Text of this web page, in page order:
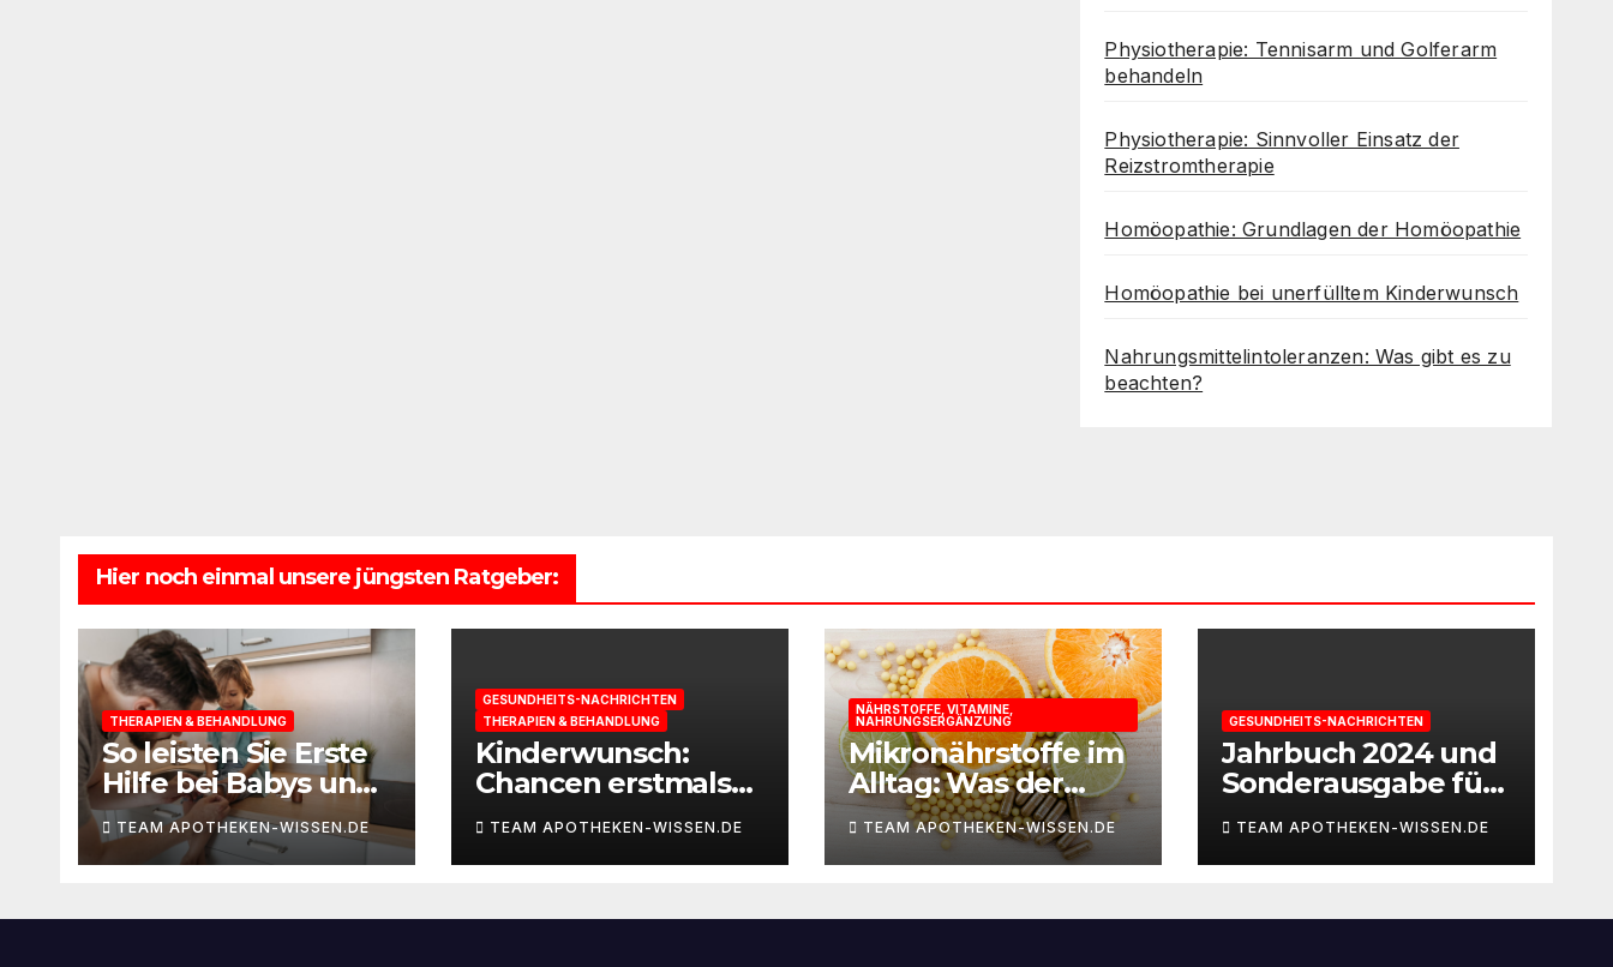
Physiotherapie: Tennisarm und Golferarm
behandeln
Physiotherapie: Sinnvoller Einsatz der
Reizstromtherapie
Homöopathie: Grundlagen der Homöopathie
Homöopathie bei unerfülltem Kinderwunsch
Nahrungsmittelintoleranzen: Was gibt es zu
beachten?
Hier noch einmal unsere jüngsten Ratgeber:
THERAPIEN & BEHANDLUNG
So leisten Sie Erste
Hilfe bei Babys und
Kleinkindern
TEAM APOTHEKEN-WISSEN.DE
GESUNDHEITS-NACHRICHTEN
THERAPIEN & BEHANDLUNG
Kinderwunsch:
Chancen erstmals
selbst berechnen
TEAM APOTHEKEN-WISSEN.DE
NÄHRSTOFFE, VITAMINE,
NAHRUNGSERGÄNZUNG
Mikronährstoffe im
Alltag: Was der
Körper für Energie
und
Leistungsfähigkeit
TEAM APOTHEKEN-WISSEN.DE
GESUNDHEITS-NACHRICHTEN
Jahrbuch 2024 und
Sonderausgabe für
Paare des
Deutschen IVF-
Registers: Zahl der
TEAM APOTHEKEN-WISSEN.DE